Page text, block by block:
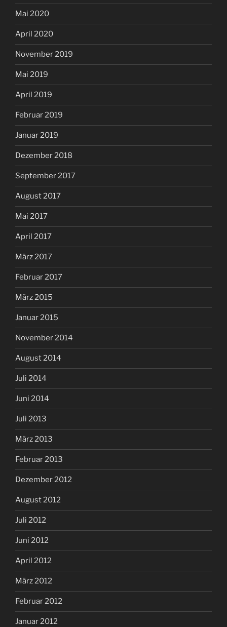
Mai 2020
April 2020
November 2019
Mai 2019
April 2019
Februar 2019
Januar 2019
Dezember 2018
September 2017
August 2017
Mai 2017
April 2017
März 2017
Februar 2017
März 2015
Januar 2015
November 2014
August 2014
Juli 2014
Juni 2014
Juli 2013
März 2013
Februar 2013
Dezember 2012
August 2012
Juli 2012
Juni 2012
April 2012
März 2012
Februar 2012
Januar 2012